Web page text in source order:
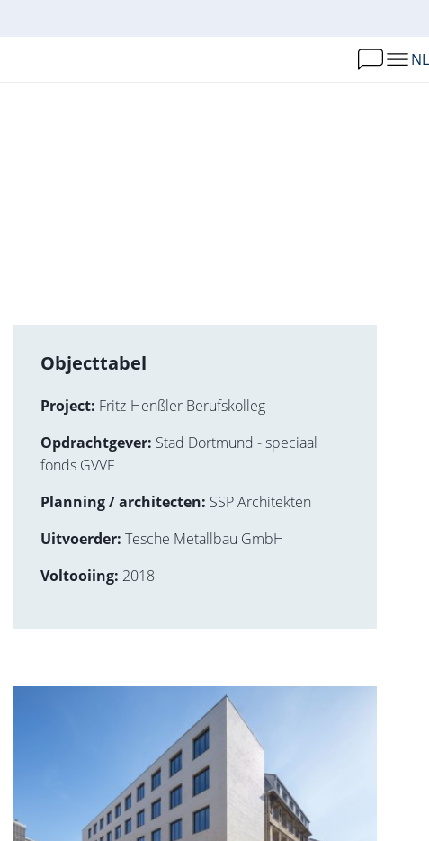
NL
Objecttabel
Project: Fritz-Henßler Berufskolleg
Opdrachtgever: Stad Dortmund - speciaal
fonds GVVF
Planning / architecten: SSP Architekten
Uitvoerder:Tesche Metallbau GmbH
Voltooiing: 2018